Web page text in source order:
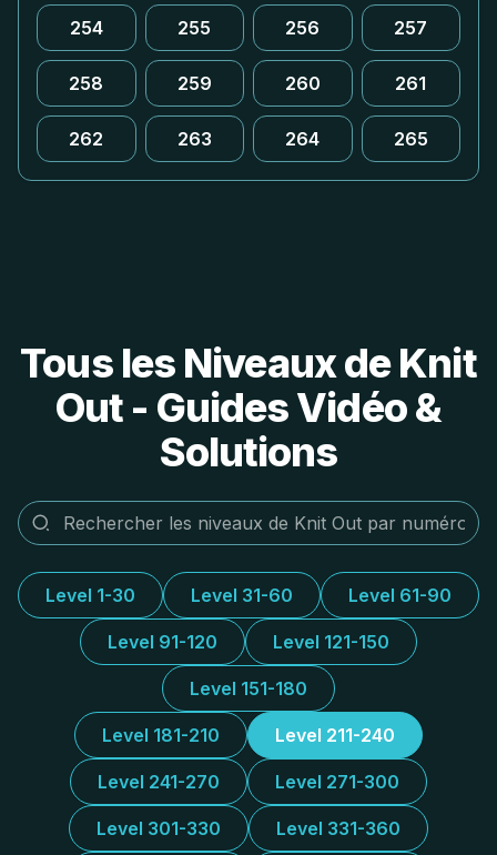
254 255 256 257
258 259 260 261
262 263 264 265
Tous les Niveaux de Knit
Out - Guides Vidéo &
Solutions
Level 1-30 Level 31-60 Level 61-90
Level 91-120 Level 121-150
Level 151-180
Level 181-210 Level 211-240
Level 241-270 Level 271-300
Level 301-330 Level 331-360